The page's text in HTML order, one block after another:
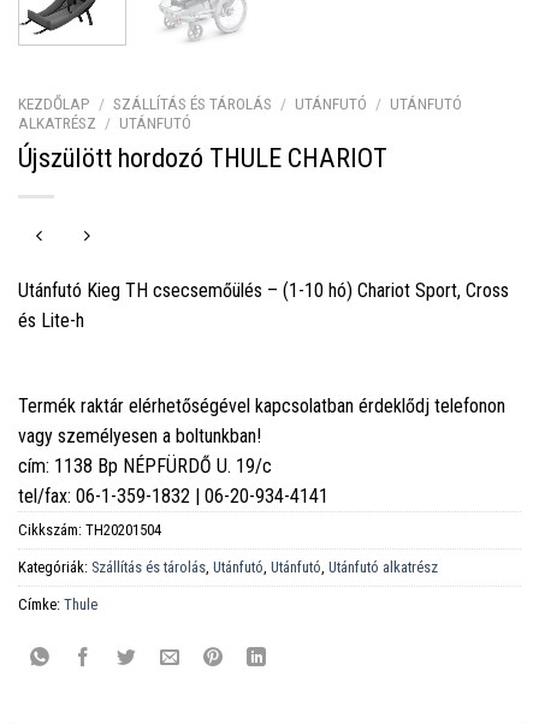
KEZDŐLAP / SZÁLLÍTÁS ÉS TÁROLÁS / UTÁNFUTÓ / UTÁNFUTÓ
ALKATRÉSZ / UTÁNFUTÓ
Újszülött hordozó THULE CHARIOT
Utánfutó Kieg TH csecsemőülés – (1-10 hó) Chariot Sport, Cross
és Lite-h
Termék raktár elérhetőségével kapcsolatban érdeklődj telefonon
vagy személyesen a boltunkban!
cím: 1138 Bp NÉPFÜRDŐ U. 19/c
tel/fax: 06-1-359-1832 | 06-20-934-4141
Cikkszám: TH20201504
Kategóriák: Szállítás és tárolás Utánfutó Utánfutó Utánfutó alkatrész
Címke: Thule